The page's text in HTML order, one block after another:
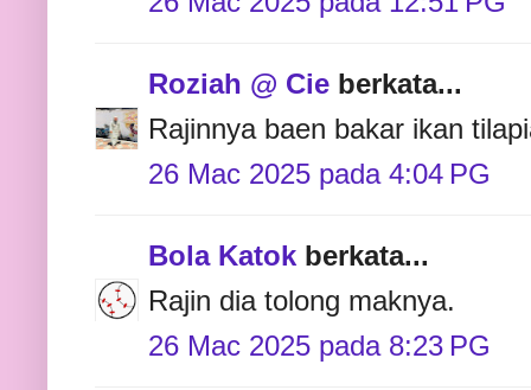
Roziah @ Cie berkata...
Rajinnya baen bakar ikan
26 Mac 2025 pada 4:04 PG
Bola Katokberkata...
Rajin dia tolong maknya.
26 Mac 2025 pada 8:23 PG